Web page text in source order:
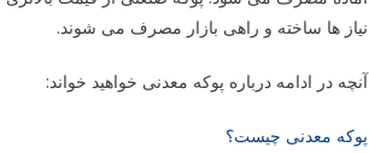
نیاز ها ساخته و راهی بازار مصرف می ‌شوند.
آنچه در ادامه درباره پوکه معدنی خواهید خواند:
پوکه معدنی چیست؟